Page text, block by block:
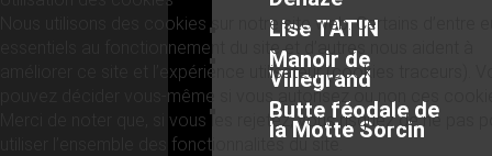
Lise TATIN
Manoir de
Villegrand
Butte féodale de
la Motte Sorcin
Nous utilisons des cookies sur notre site web. Certains d’entre
essentiels au fonctionnement du site et d’autres nous aident à
améliorer ce site et l’expérience utilisateur (cookies traceurs).
pouvez décider vous-même si vous autorisez ou non ces
Merci de noter que, si vous les rejetez, vous risquez de ne pas
utiliser l’ensemble des fonctionnalités du site.